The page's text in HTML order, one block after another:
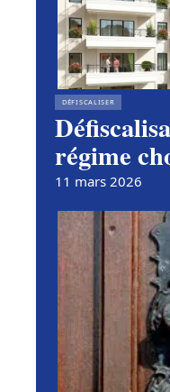
DÉFISCALISER
régime
11 mars 2026